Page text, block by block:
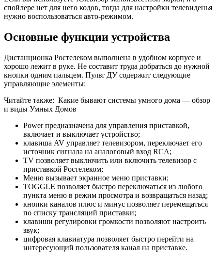
спойлере нет для него кодов, тогда для настройки телевиденья
нужно воспользоваться авто-режимом.
Основные функции устройства
Дистанционка Ростелеком выполнена в удобном корпусе и
хорошо лежит в руке. Не составит труда добраться до нужной
кнопки одним пальцем. Пульт ДУ содержит следующие
управляющие элементы:
Читайте также: Какие бывают системы умного дома — обзор
и виды Умных Домов
Power предназначена для управления приставкой,
включает и выключает устройство;
клавиша AV управляет телевизором, переключает его
источник сигнала на аналоговый вход RCA;
TV позволяет выключить или включить телевизор с
приставкой Ростелеком;
Меню вызывает экранное меню приставки;
TOGGLE позволяет быстро переключаться из любого
пункта меню в режим просмотра и возвращаться назад;
кнопки каналов плюс и минус позволяет перемещаться
по списку трансляций приставки;
клавиши регулировки громкости позволяют настроить
звук;
цифровая клавиатура позволяет быстро перейти на
интересующий пользователя канал на приставке.